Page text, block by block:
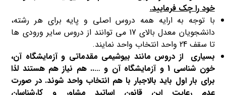
خود را چک فرمایید.
با توجه به ارایه همه دروس اصلی و پایه برای هر رشته،
دانشجویان معدل بالای 17 می توانند از دروس سایر ورودی ها
تا سقف 24 واحد انتخاب واحد نمایند.
بسیاری از دروس مانند بیوشیمی مقدماتی و آزمایشگاه آن،
خون شناسی 1 و آزمایشگاه آن و ….. هم نیاز هم هستند لذا
برای بار اول باید بالاجبار با هم انتخاب واحد شوند. در صورت